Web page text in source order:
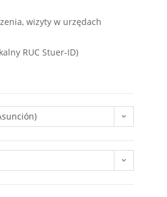
wizyty w urzędach
RUC Stuer-ID)